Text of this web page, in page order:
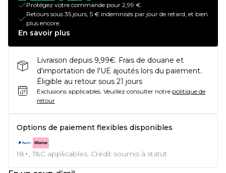
Protégez votre commande pour 2,99 €.
Retours sous 35 jours, 5 € indemnisés par jour de retard, et bien
plus encore.
En savoir plus
Livraison depuis 9,99€. Frais de douane et
d'importation de l'UE ajoutés lors du paiement.
Éligible au retour sous 21 jours
Exclusions applicables. Veuillez consulter notre politique de
retour
Options de paiement flexibles disponibles
18+, T&C applicables. Crédit soumis à statut